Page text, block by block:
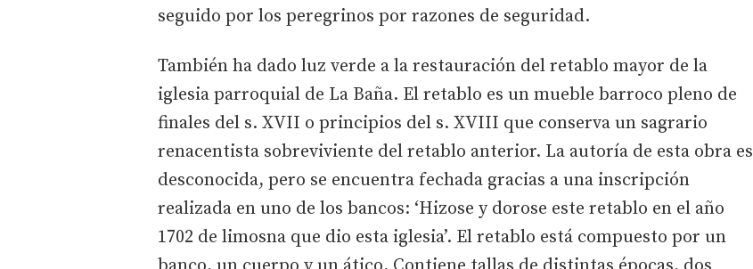
seguido por los peregrinos por razones de seguridad.
También ha dado luz verde a la restauración del retablo mayor de la
iglesia parroquial de La Baña. El retablo es un mueble barroco pleno de
finales del s. XVII o principios del s. XVIII que conserva un sagrario
renacentista sobreviviente del retablo anterior. La autoría de esta obra es
desconocida, pero se encuentra fechada gracias a una inscripción
realizada en uno de los bancos: ‘Hizose y dorose este retablo en el año
1702 de limosna que dio esta iglesia’. El retablo está compuesto por un